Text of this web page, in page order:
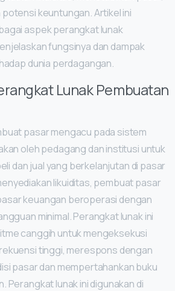
keuntungan. Artikel ini
aspek perangkat lunak
fungsinya dan dampak
dunia perdagangan.
Lunak Pembuatan
pasar mengacu pada sistem
oleh pedagang dan institusi untuk
dan jual yang berkelanjutan di pasar
likuiditas, pembuat pasar
keuangan beroperasi dengan
minimal. Perangkat lunak ini
canggih untuk mengeksekusi
tinggi, merespons dengan
pasar dan mempertahankan buku
Perangkat lunak ini digunakan di